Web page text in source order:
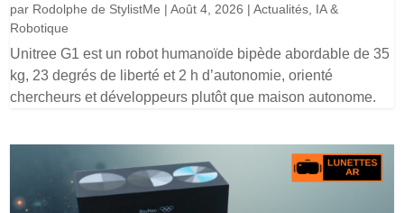
par Rodolphe de StylistMe |Août 4, 2026 |Actualités, IA &
Robotique
Unitree G1 est un robot humanoïde bipède abordable de 35
kg, 23 degrés de liberté et 2 h d’autonomie, orienté
chercheurs et développeurs plutôt que maison autonome.